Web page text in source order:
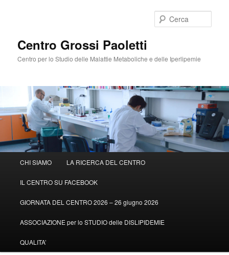
Centro Grossi Paoletti
Centro per lo Studio delle Malattie Metaboliche e delle Iperlipemie
principale
Vai
al
contenuto
CHI SIAMO LA RICERCA DEL CENTRO
IL CENTRO SU FACEBOOK
GIORNATA DEL CENTRO 2026 – 26 giugno 2026
ASSOCIAZIONE per lo STUDIO delle DISLIPIDEMIE
QUALITA’